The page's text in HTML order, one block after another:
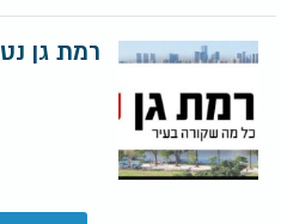
רמת גן נט